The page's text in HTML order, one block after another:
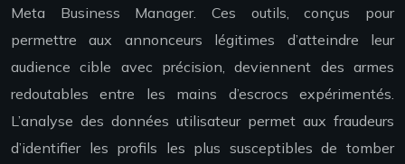
Meta Business Manager. Ces outils, conçus pour
permettre aux annonceurs légitimes d’atteindre leur
audience cible avec précision, deviennent des armes
redoutables entre les mains d’escrocs expérimentés.
L’analyse des données utilisateur permet aux fraudeurs
d’identifier les profils les plus susceptibles de tomber